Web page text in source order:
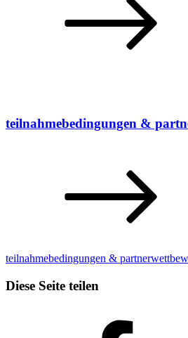
teilnahmebedingungen &
teilnahmebedingungen &
Diese Seite teilen